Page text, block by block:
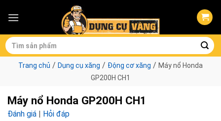
Tìm
kiếm:
Trang chủ / Dụng cụ xăng / Động cơ xăng / Máy nổ Honda
GP200H CH1
Máy nổ Honda GP200H CH1
Đánh giá | Hỏi đáp